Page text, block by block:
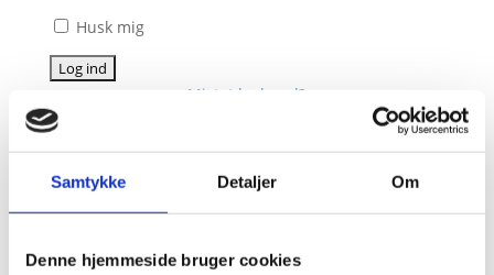
Samtykke Detaljer Om
Denne hjemmeside bruger cookies
Husk mig
Mistet kodeord?